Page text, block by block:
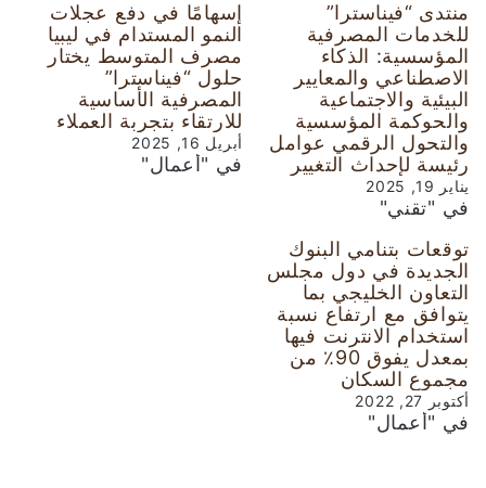
منتدى “فيناسترا”
للخدمات المصرفية
المؤسسية: الذكاء
الاصطناعي والمعايير
البيئية والاجتماعية
والحوكمة المؤسسية
والتحول الرقمي عوامل
رئيسة لإحداث التغيير
يناير 19, 2025
في "تقني"
إسهامًا في دفع عجلات
النمو المستدام في ليبيا
مصرف المتوسط يختار
حلول “فيناسترا”
المصرفية الأساسية
للارتقاء بتجربة العملاء
أبريل 16, 2025
في "أعمال"
توقعات بتنامي البنوك
الجديدة في دول مجلس
التعاون الخليجي بما
يتوافق مع ارتفاع نسبة
استخدام الانترنت فيها
بمعدل يفوق 90٪ من
مجموع السكان
أكتوبر 27, 2022
في "أعمال"